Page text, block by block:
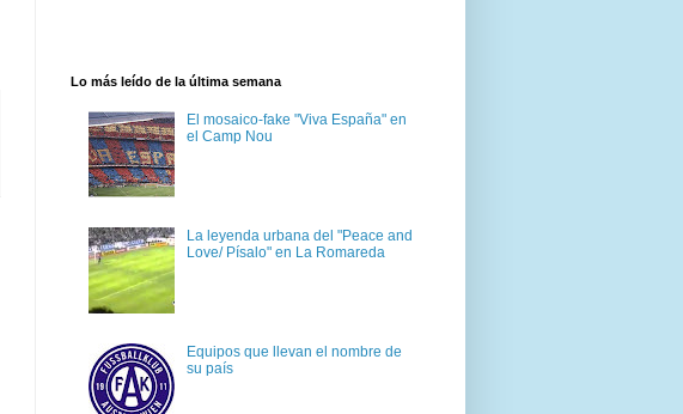
Lo más leído de la última semana
El mosaico-fake "Viva España" en
el Camp Nou
La leyenda urbana del "Peace and
Love/ Písalo" en La Romareda
Equipos que llevan el nombre de
su país